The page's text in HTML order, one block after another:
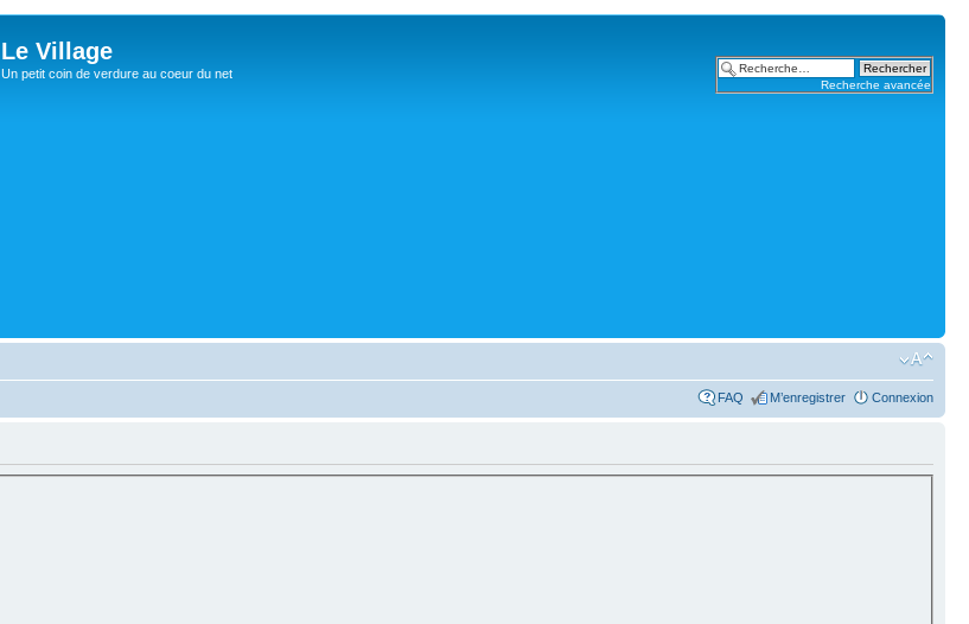
Le Village
Un petit coin de verdure au coeur du net
Recherche avancée
FAQ M’enregistrer Connexion